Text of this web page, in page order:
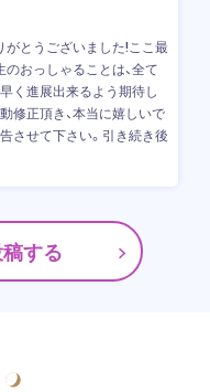
がとうございました!ここ最
のおっしゃることは、全て
く進展出来るよう期待し
動修正頂き、本当に嬉しいで
させて下さい。引き続き後
する